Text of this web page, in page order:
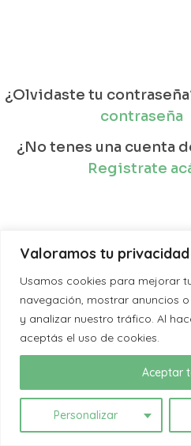
Valoramos tu privacidad
Usamos cookies para mejorar
navegación, mostrar anuncios
y analizar nuestro tráfico. Al
aceptás el uso de cookies.
Personalizar
Aceptar
¿Olvidaste tu
contraseña
¿No tenes una cuenta
Registrate